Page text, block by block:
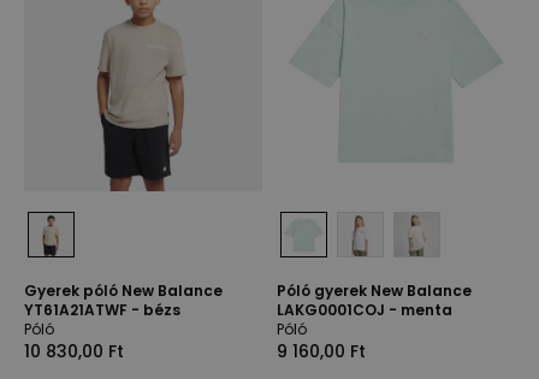
Gyerek póló New Balance
YT61A21ATWF - bézs
Póló
10 830,00 Ft
Póló gyerek New Balance
LAKG0001COJ - menta
Póló
9 160,00 Ft